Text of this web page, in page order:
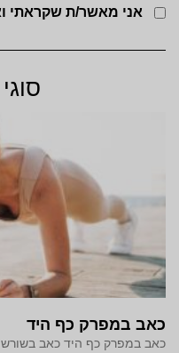
אני מאשר/ת שקראתי
כאב במפרק כף היד
כאב במפרק כף היד כאב